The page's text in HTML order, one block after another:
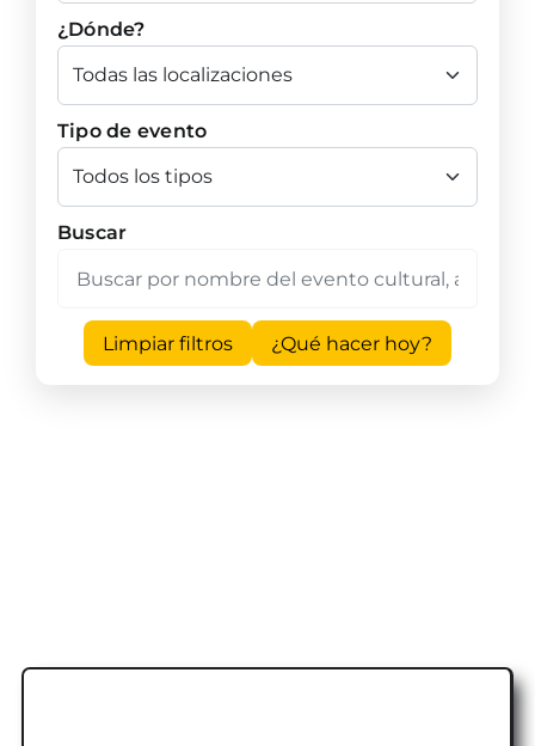
¿Dónde?
Tipo de evento
Buscar
Limpiar filtros ¿Qué hacer hoy?